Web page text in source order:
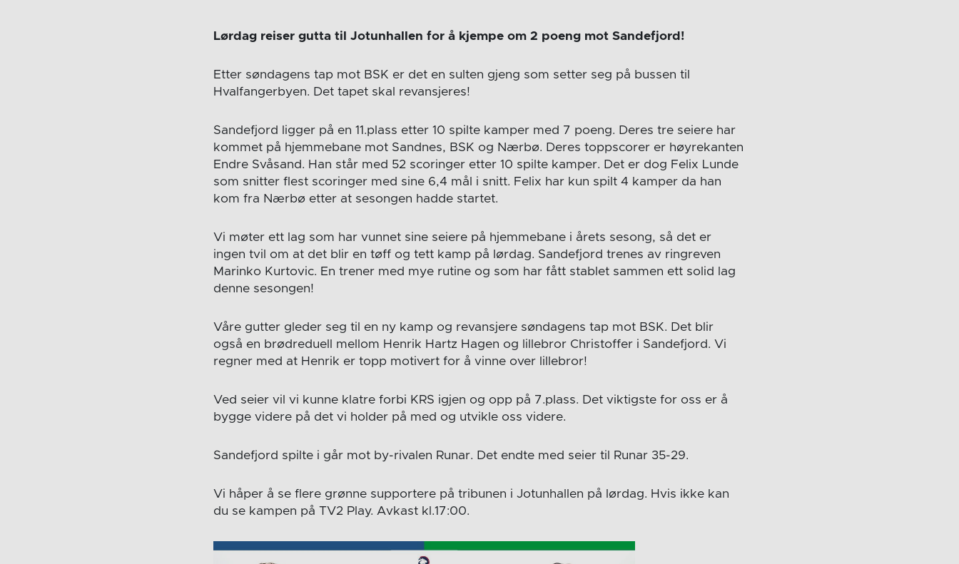
Lørdag reiser gutta til Jotunhallen for å kjempe om 2 poeng mot Sandefjord!
Etter søndagens tap mot BSK er det en sulten gjeng som setter seg på bussen til
Hvalfangerbyen. Det tapet skal revansjeres!
Sandefjord ligger på en 11.plass etter 10 spilte kamper med 7 poeng. Deres tre seiere har
kommet på hjemmebane mot Sandnes, BSK og Nærbø. Deres toppscorer er høyrekanten
Endre Svåsand. Han står med 52 scoringer etter 10 spilte kamper. Det er dog Felix Lunde
som snitter flest scoringer med sine 6,4 mål i snitt. Felix har kun spilt 4 kamper da han
kom fra Nærbø etter at sesongen hadde startet.
Vi møter ett lag som har vunnet sine seiere på hjemmebane i årets sesong, så det er
ingen tvil om at det blir en tøff og tett kamp på lørdag. Sandefjord trenes av ringreven
Marinko Kurtovic. En trener med mye rutine og som har fått stablet sammen ett solid lag
denne sesongen!
Våre gutter gleder seg til en ny kamp og revansjere søndagens tap mot BSK. Det blir
også en brødreduell mellom Henrik Hartz Hagen og lillebror Christoffer i Sandefjord. Vi
regner med at Henrik er topp motivert for å vinne over lillebror!
Ved seier vil vi kunne klatre forbi KRS igjen og opp på 7.plass. Det viktigste for oss er å
bygge videre på det vi holder på med og utvikle oss videre.
Sandefjord spilte i går mot by-rivalen Runar. Det endte med seier til Runar 35-29.
Vi håper å se flere grønne supportere på tribunen i Jotunhallen på lørdag. Hvis ikke kan
du se kampen på TV2 Play. Avkast kl.17:00.